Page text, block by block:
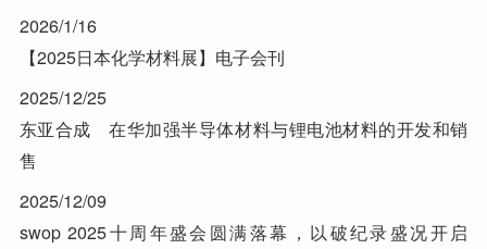
2026/1/16
【2025日本化学材料展】电子会刊
2025/12/25
东亚合成 在华加强半导体材料与锂电池材料的开发和销
售
2025/12/09
swop 2025十周年盛会圆满落幕，以破纪录盛况开启